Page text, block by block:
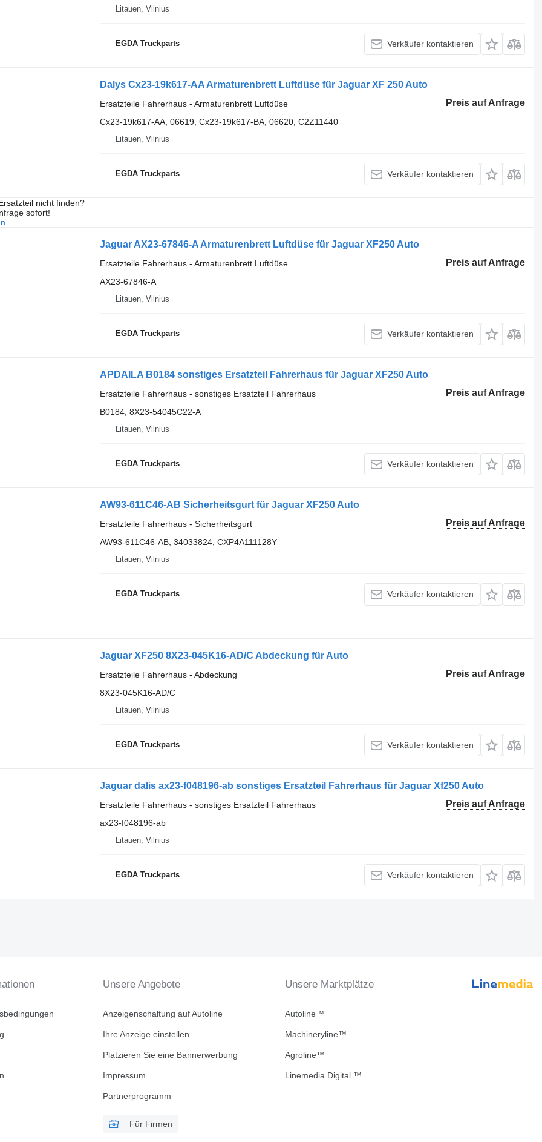
Litauen, Vilnius
EGDA Truckparts Verkäufer kontaktieren
Dalys Cx23-19k617-AA Armaturenbrett Luftdüse für Jaguar XF 250 Auto
Preis auf Anfrage
Ersatzteile Fahrerhaus - Armaturenbrett Luftdüse
Cx23-19k617-AA, 06619, Cx23-19k617-BA, 06620, C2Z11440
Litauen, Vilnius
EGDA Truckparts Verkäufer kontaktieren
nicht finden?
sofort!
Jaguar AX23-67846-A Armaturenbrett Luftdüse für Jaguar XF250 Auto
Preis auf Anfrage
Ersatzteile Fahrerhaus - Armaturenbrett Luftdüse
AX23-67846-A
Litauen, Vilnius
EGDA Truckparts Verkäufer kontaktieren
APDAILA B0184 sonstiges Ersatzteil Fahrerhaus für Jaguar XF250 Auto
Preis auf Anfrage
Ersatzteile Fahrerhaus - sonstiges Ersatzteil Fahrerhaus
B0184, 8X23-54045C22-A
Litauen, Vilnius
EGDA Truckparts Verkäufer kontaktieren
AW93-611C46-AB Sicherheitsgurt für Jaguar XF250 Auto
Preis auf Anfrage
Ersatzteile Fahrerhaus - Sicherheitsgurt
AW93-611C46-AB, 34033824, CXP4A111128Y
Litauen, Vilnius
EGDA Truckparts Verkäufer kontaktieren
Jaguar XF250 8X23-045K16-AD/C Abdeckung für Auto
Preis auf Anfrage
Ersatzteile Fahrerhaus - Abdeckung
8X23-045K16-AD/C
Litauen, Vilnius
EGDA Truckparts Verkäufer kontaktieren
Jaguar dalis ax23-f048196-ab sonstiges Ersatzteil Fahrerhaus für Jaguar Xf250 Auto
Preis auf Anfrage
Ersatzteile Fahrerhaus - sonstiges Ersatzteil Fahrerhaus
ax23-f048196-ab
Litauen, Vilnius
EGDA Truckparts Verkäufer kontaktieren
Unsere Angebote
Anzeigenschaltung auf Autoline
Ihre Anzeige einstellen
Platzieren Sie eine Bannerwerbung
Impressum
Partnerprogramm
Für Firmen
Unsere Marktplätze
Autoline™
Machineryline™
Agroline™
Linemedia Digital ™